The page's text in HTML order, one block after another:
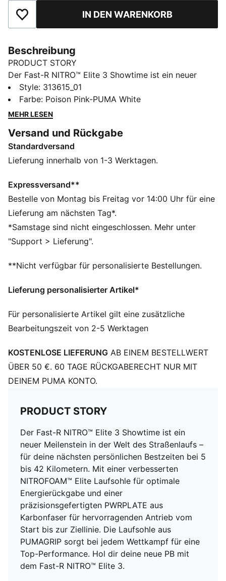
Zu Favoriten hinzufügenIN DEN WARENKORB
Beschreibung
PRODUCT STORY
Der Fast-R NITRO™ Elite 3 Showtime ist ein neuer
Meilenstein in der Welt des Straßenlaufs – für deine
nächsten persönlichen Bestzeiten bei 5 bis 42
Kilometern. Mit einer verbesserten NITROFOAM™ Elite
präzisionsgefertigten PWRPLATE aus Karbonfaser für
hervorragenden Antrieb vom Start bis zur Ziellinie. Die
Laufsohle aus PUMAGRIP sorgt bei jedem Wettkampf
dem Fast-R NITRO™ Elite 3.
FEATURES + VORTEILE
NITROFOAM™ Elite: Hochwertige Performance-
Schaumstofftechnologie, die höchste
Reaktionsfähigkeit in einem extrem leichten Paket
bietet
Energierückgabe und einen propulsiven Lauf
Gummimischung für Traktion auf allen Oberflächen
Breite: Regulär
Zehentyp: Abgerundet
Standhöhe: 40 mm/32 mm
Absatzart: Flach
ULTRAWEAVE für ein ultraleichtes Tragegefühl
Pronation: Neutral
PWRTAPE für mehr Halt
Style: 313615_01
Farbe: Poison Pink-PUMA White
MEHR LESEN
Versand und Rückgabe
Standardversand
Lieferung innerhalb von 1-3 Werktagen.
Expressversand**
Bestelle von Montag bis Freitag vor 14:00 Uhr für eine
Lieferung am nächsten Tag*.
*Samstage sind nicht eingeschlossen. Mehr unter
"Support > Lieferung".
**Nicht verfügbar für personalisierte Bestellungen.
Lieferung personalisierter Artikel*
Für personalisierte Artikel gilt eine zusätzliche
Bearbeitungszeit von 2-5 Werktagen
KOSTENLOSE LIEFERUNG AB EINEM BESTELLWERT
ÜBER 50 €. 60 TAGE RÜCKGABERECHT NUR MIT
DEINEM PUMA KONTO.
PRODUCT STORY
Der Fast-R NITRO™ Elite 3 Showtime ist ein
neuer Meilenstein in der Welt des Straßenlaufs –
für deine nächsten persönlichen Bestzeiten bei 5
bis 42 Kilometern. Mit einer verbesserten
NITROFOAM™ Elite Laufsohle für optimale
Energierückgabe und einer
präzisionsgefertigten PWRPLATE aus
Karbonfaser für hervorragenden Antrieb vom
Start bis zur Ziellinie. Die Laufsohle aus
PUMAGRIP sorgt bei jedem Wettkampf für eine
Top-Performance. Hol dir deine neue PB mit
dem Fast-R NITRO™ Elite 3.